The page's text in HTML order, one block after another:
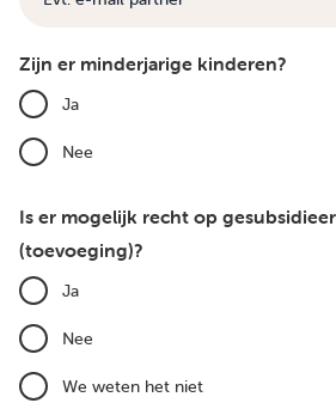
Zijn er minderjarige kinderen?
Ja
Nee
Is er mogelijk recht op
(toevoeging)?
Ja
Nee
We weten het niet